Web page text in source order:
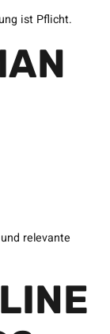
ist Pflicht.
relevante